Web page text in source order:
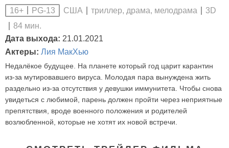
16+ PG-13 США триллер, драма, мелодрама
3D
84 мин.
Дата выхода: 21.01.2021
Актеры: Лия МакХью
Недалёкое будущее. На планете который год царит карантин
из-за мутировавшего вируса. Молодая пара вынуждена жить
раздельно из-за отсутствия у девушки иммунитета. Чтобы снова
увидеться с любимой, парень должен пройти через неприятные
препятствия, вроде военного положения и родителей
возлюбленной, которые не хотят их новой встречи.